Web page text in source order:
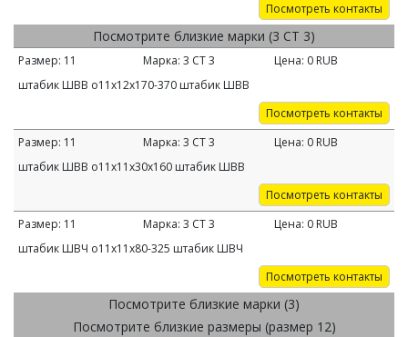
Посмотреть контакты
Посмотрите близкие марки (3 СТ 3)
Размер: 11 Марка: 3 СТ 3 Цена: 0 RUB
штабик ШВВ o11х12х170-370 штабик ШВВ
Посмотреть контакты
Размер: 11 Марка: 3 СТ 3 Цена: 0 RUB
штабик ШВВ o11х11х30х160 штабик ШВВ
Посмотреть контакты
Размер: 11 Марка: 3 СТ 3 Цена: 0 RUB
штабик ШВЧ o11х11х80-325 штабик ШВЧ
Посмотреть контакты
Посмотрите близкие марки (3)
Посмотрите близкие размеры (размер 12)